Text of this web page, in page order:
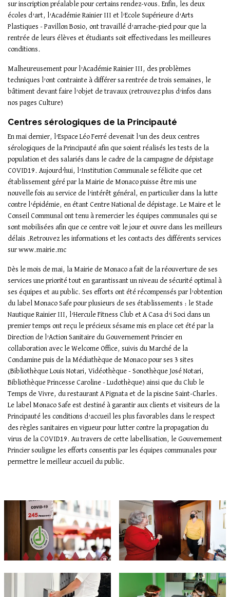
sur inscription préalable pour certains rendez-vous. Enfin, les deux
écoles d’art, l’Académie Rainier III et l’Ecole Supérieure d’Arts
Plastiques - Pavillon Bosio, ont travaillé d’arrache-pied pour que la
rentrée de leurs élèves et étudiants soit effectivedans les meilleures
conditions.
Malheureusement pour l’Académie Rainier III, des problèmes
techniques l’ont contrainte à différer sa rentrée de trois semaines, le
bâtiment devant faire l’objet de travaux (retrouvez plus d’infos dans
nos pages Culture)
Centres sérologiques de la Principauté
En mai dernier, l’Espace Léo Ferré devenait l’un des deux centres
sérologiques de la Principauté afin que soient réalisés les tests de la
population et des salariés dans le cadre de la campagne de dépistage
COVID19. Aujourd’hui, l’Institution Communale se félicite que cet
établissement géré par la Mairie de Monaco puisse être mis une
nouvelle fois au service de l’intérêt général, en particulier dans la lutte
contre l’épidémie, en étant Centre National de dépistage. Le Maire et le
Conseil Communal ont tenu à remercier les équipes communales qui se
sont mobilisées afin que ce centre voit le jour et ouvre dans les meilleurs
délais .Retrouvez les informations et les contacts des différents services
sur www.mairie.mc
Dès le mois de mai, la Mairie de Monaco a fait de la réouverture de ses
services une priorité tout en garantissant un niveau de sécurité optimal à
ses équipes et au public. Ses efforts ont été récompensés par l’obtention
du label Monaco Safe pour plusieurs de ses établissements : le Stade
Nautique Rainier III, l’Hercule Fitness Club et A Casa d’i Soci dans un
premier temps ont reçu le précieux sésame mis en place cet été par la
Direction de l’Action Sanitaire du Gouvernement Princier en
collaboration avec le Welcome Office, suivis du Marché de la
Condamine puis de la Médiathèque de Monaco pour ses 3 sites
(Bibliothèque Louis Notari, Vidéothèque - Sonothèque José Notari,
Bibliothèque Princesse Caroline - Ludothèque) ainsi que du Club le
Temps de Vivre, du restaurant A Pignata et de la piscine Saint-Charles.
Le label Monaco Safe est destiné à garantir aux clients et visiteurs de la
Principauté les conditions d’accueil les plus favorables dans le respect
des règles sanitaires en vigueur pour lutter contre la propagation du
virus de la COVID19. Au travers de cette labellisation, le Gouvernement
Princier souligne les efforts consentis par les équipes communales pour
permettre le meilleur accueil du public.